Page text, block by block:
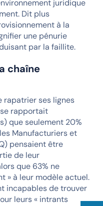
juridique
Dit plus
à la
une pénurie
par la faillite.
chaîne
rapatrier ses lignes
rapportait
que seulement 20%
Manufacturiers et
pensaient être
de leur
que 63% ne
» à leur modèle actuel.
incapables de trouver
leurs « intrants